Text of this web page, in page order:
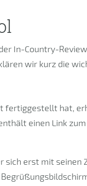
In-Country-
wir kurz die
fertiggestellt hat,
einen Link
sich erst mit seinen